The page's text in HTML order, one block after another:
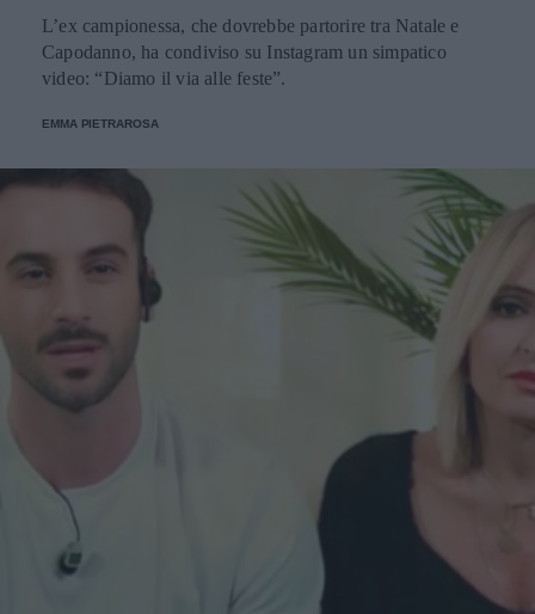
L’ex campionessa, che dovrebbe partorire tra Natale e
Capodanno, ha condiviso su Instagram un simpatico
video: “Diamo il via alle feste”.
EMMA PIETRAROSA